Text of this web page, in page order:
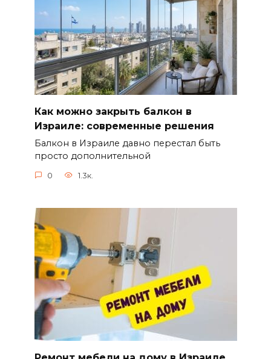
Как можно закрыть балкон в
Израиле: современные решения
Балкон в Израиле давно перестал быть
просто дополнительной
0 1.3к.